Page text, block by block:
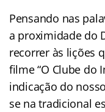
Pensando nas
a proximidade do
recorrer às lições
filme “O Clube do
indicação do
se na tradicional